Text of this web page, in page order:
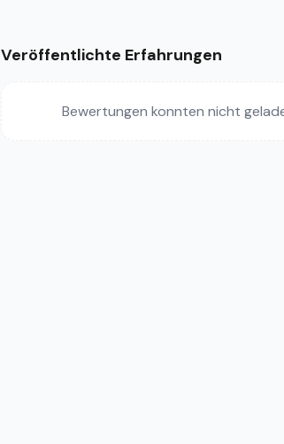
Veröffentlichte Erfahrungen
Bewertungen konnten nicht